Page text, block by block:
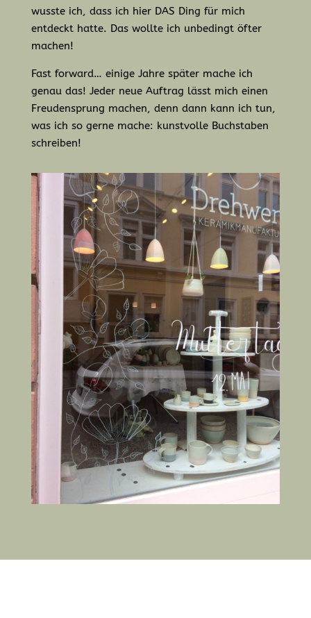
wusste ich, dass ich hier DAS Ding für mich
entdeckt hatte. Das wollte ich unbedingt öfter
machen!
Fast forward… einige Jahre später mache ich
genau das! Jeder neue Auftrag lässt mich einen
Freudensprung machen, denn dann kann ich tun,
was ich so gerne mache: kunstvolle Buchstaben
schreiben!